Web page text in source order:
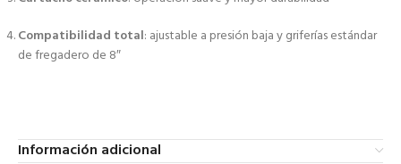
Compatibilidad total: ajustable a presión baja y griferías estándar
de fregadero de 8″
Información adicional